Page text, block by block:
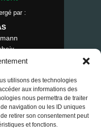
utilisons des technologies
aux informations des
nous permettra de traiter
navigation ou les ID uniques
retirer son consentement peut
et fonctions.
par :
droits réservés.